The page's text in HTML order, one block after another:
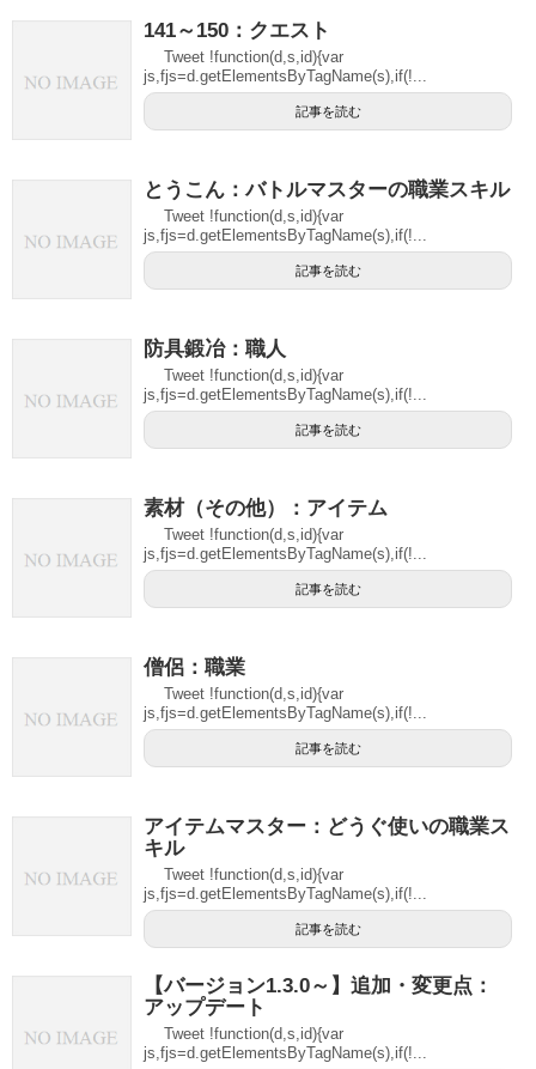
141～150：クエスト
Tweet !function(d,s,id){var
js,fjs=d.getElementsByTagName(s),if(!...
記事を読む
とうこん：バトルマスターの職業スキル
Tweet !function(d,s,id){var
js,fjs=d.getElementsByTagName(s),if(!...
記事を読む
防具鍛冶：職人
Tweet !function(d,s,id){var
js,fjs=d.getElementsByTagName(s),if(!...
記事を読む
素材（その他）：アイテム
Tweet !function(d,s,id){var
js,fjs=d.getElementsByTagName(s),if(!...
記事を読む
僧侶：職業
Tweet !function(d,s,id){var
js,fjs=d.getElementsByTagName(s),if(!...
記事を読む
アイテムマスター：どうぐ使いの職業ス
キル
Tweet !function(d,s,id){var
js,fjs=d.getElementsByTagName(s),if(!...
記事を読む
【バージョン1.3.0～】追加・変更点：
アップデート
Tweet !function(d,s,id){var
js,fjs=d.getElementsByTagName(s),if(!...